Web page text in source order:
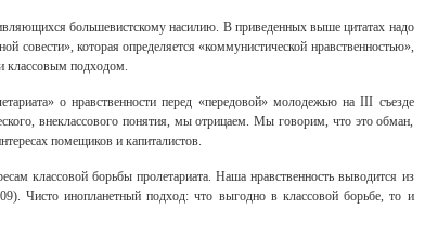
большевистскому насилию. В приведенных выше цитатах надо
совести», которая определяется «коммунистической нравственностью»,
классовым подходом.
о нравственности перед «передовой» молодежью на III съезде
внеклассового понятия, мы отрицаем. Мы говорим, что это обман,
помещиков и капиталистов.
классовой борьбы пролетариата. Наша нравственность выводится из
Чисто инопланетный подход: что выгодно в классовой борьбе, то и